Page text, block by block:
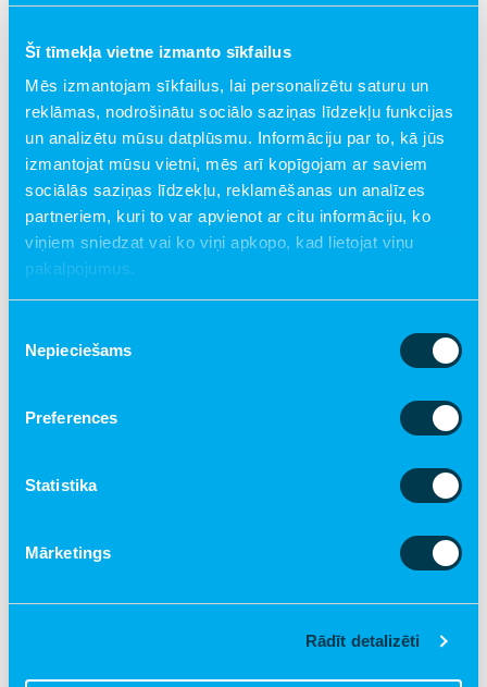
Šī tīmekļa vietne izmanto sīkfailus
Mēs izmantojam sīkfailus, lai personalizētu saturu un
reklāmas, nodrošinātu sociālo saziņas līdzekļu funkcijas
un analizētu mūsu datplūsmu. Informāciju par to, kā jūs
izmantojat mūsu vietni, mēs arī kopīgojam ar saviem
sociālās saziņas līdzekļu, reklamēšanas un analīzes
partneriem, kuri to var apvienot ar citu informāciju, ko
viņiem sniedzat vai ko viņi apkopo, kad lietojat viņu
pakalpojumus.
izvēle
Nepieciešams
Preferences
Statistika
Mārketings
Rādīt detalizēti
Dalībnieku atsauksmes
16 gadus veca zēna mamma:
ir tas, ka mans dēls un es esam sākuši vairāk
runāt par viņa tēti. Ir tāda sajūta, kā būtu ciets
mani pašu vairāku gadu garumā pēc vīra
8 gadus vecas meitenes aizbildne:
Ļoti patīkama, nepiespiesta, saprotoša
sevi, sajust blakus sev līdzīgos un saprast, ka
viss, ko tu jūti, ir "normāli"!"